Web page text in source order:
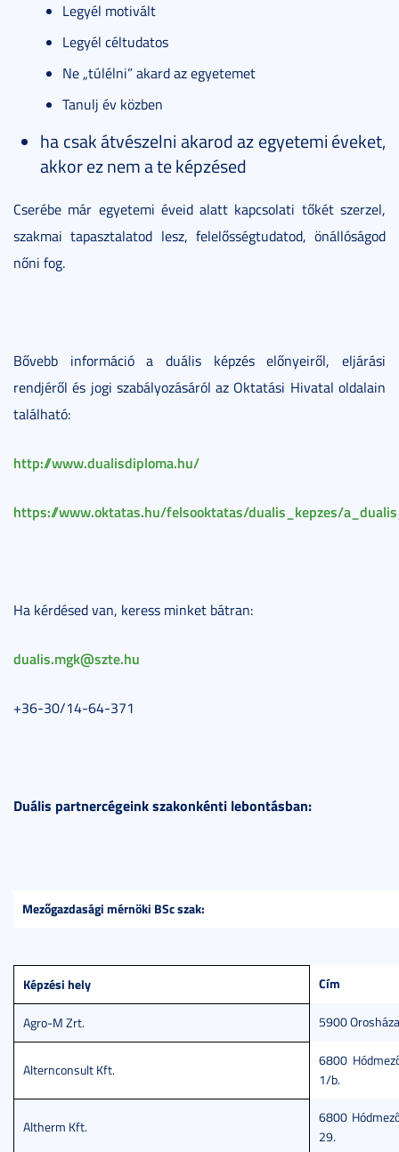
Legyél motivált
Legyél céltudatos
Ne „túlélni” akard az egyetemet
Tanulj év közben
ha csak átvészelni akarod az egyetemi éveket,
akkor ez nem a te képzésed
Cserébe már egyetemi éveid alatt kapcsolati tőkét szerzel,
szakmai tapasztalatod lesz, felelősségtudatod, önállóságod
nőni fog.
Bővebb információ a duális képzés előnyeiről, eljárási
rendjéről és jogi szabályozásáról az Oktatási Hivatal oldalain
található:
http://www.dualisdiploma.hu/
https://www.oktatas.hu/felsooktatas/dualis_kepzes/
Ha kérdésed van, keress minket bátran:
dualis.mgk@szte.hu
+36-30/14-64-371
Duális partnercégeink szakonkénti lebontásban:
Mezőgazdasági mérnöki BSc szak:
Képzési hely Cím
Agro-M Zrt. 5900
Alternconsult Kft.
6800
1/b.
Altherm Kft.
6800
29.